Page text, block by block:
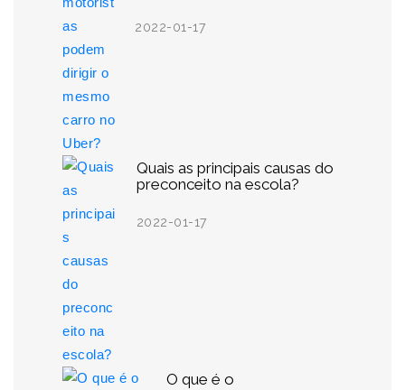
2022-01-17
Quais as principais causas do
preconceito na escola?
2022-01-17
O que é o